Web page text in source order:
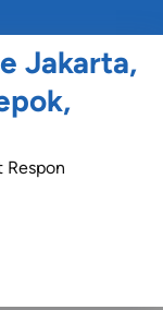
Jakarta,
Respon